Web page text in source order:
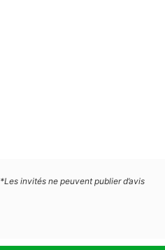
*Les invités ne peuvent publier d’avis